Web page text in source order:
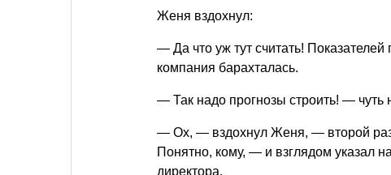
Женя вздохнул:
— Да что уж тут считать!
компания барахталась.
— Так надо прогнозы строить! — чуть
— Ох, — вздохнул Женя, — второй раз
Понятно, кому, — и взглядом указал
директора.